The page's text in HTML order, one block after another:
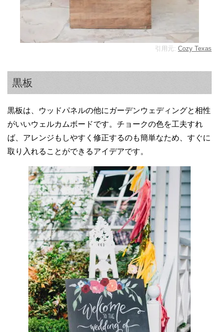
引用元: Cozy Texas
黒板
黒板は、ウッドパネルの他にガーデンウェディングと相性
がいいウェルカムボードです。チョークの色を工夫すれ
ば、アレンジもしやすく修正するのも簡単なため、すぐに
取り入れることができるアイデアです。